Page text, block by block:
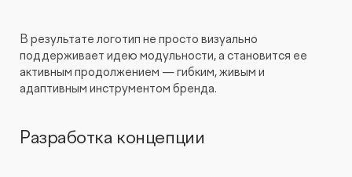
В результате логотип не просто визуально
поддерживает идею модульности, а становится ее
активным продолжением — гибким, живым и
адаптивным инструментом бренда.
Разработка концепции